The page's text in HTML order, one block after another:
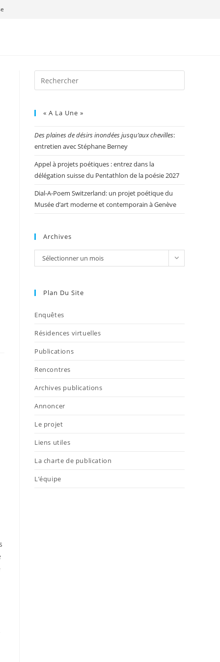
« A La Une »
Des plaines de désirs inondées jusqu’aux chevilles:
entretien avec Stéphane Berney
Appel à projets poétiques : entrez dans la
délégation suisse du Pentathlon de la poésie 2027
Dial-A-Poem Switzerland: un projet poétique du
Musée d’art moderne et contemporain à Genève
Archives
Sélectionner un mois
Plan Du Site
Enquêtes
Résidences virtuelles
Publications
Rencontres
Archives publications
Annoncer
Le projet
Liens utiles
La charte de publication
L’équipe